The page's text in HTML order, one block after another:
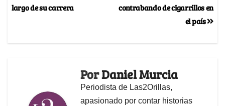
contrabando de cigarrillos en
el país
largo de su carrera
PorDaniel Murcia
Periodista de Las2Orillas,
apasionado por contar historias